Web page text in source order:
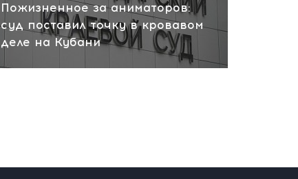
Пожизненное за аниматоров:
суд поставил точку в кровавом
деле на Кубани